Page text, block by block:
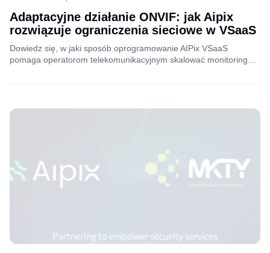
Adaptacyjne działanie ONVIF: jak Aipix
rozwiązuje ograniczenia sieciowe w VSaaS
Dowiedz się, w jaki sposób oprogramowanie AIPix VSaaS
pomaga operatorom telekomunikacyjnym skalować monitoring